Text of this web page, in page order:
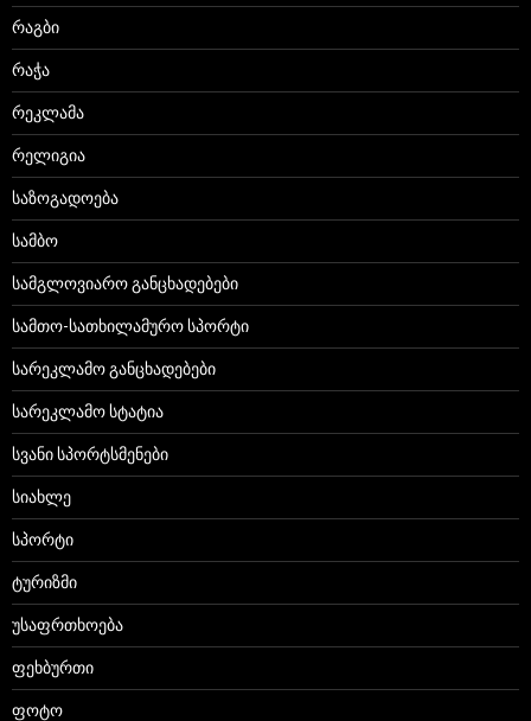
რაგბი
რაჭა
რეკლამა
რელიგია
საზოგადოება
სამბო
სამგლოვიარო განცხადებები
სამთო-სათხილამურო სპორტი
სარეკლამო განცხადებები
სარეკლამო სტატია
სვანი სპორტსმენები
სიახლე
სპორტი
ტურიზმი
უსაფრთხოება
ფეხბურთი
ფოტო